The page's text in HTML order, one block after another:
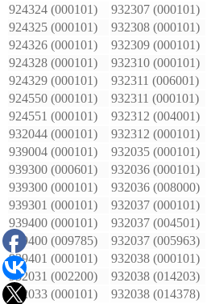
924324 (000101)
932307 (000101)
924325 (000101)
932308 (000101)
924326 (000101)
932309 (000101)
924328 (000101)
932310 (000101)
924329 (000101)
932311 (006001)
924550 (000101)
932311 (000101)
924551 (000101)
932312 (004001)
932044 (000101)
932312 (000101)
939004 (000101)
932035 (000101)
939300 (000601)
932036 (000101)
939300 (000101)
932036 (008000)
939301 (000101)
932037 (000101)
939400 (000101)
932037 (004501)
939400 (009785)
932037 (005963)
939401 (000101)
932038 (000101)
932031 (002200)
932038 (014203)
932033 (000101)
932038 (014378)